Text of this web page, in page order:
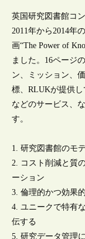
英国研究図書館コ
2011年から2014年
画“The Power of
ました。16ページ
ン、ミッション、
標、RLUKが提供し
などのサービス、
す。
1. 研究図書館のモ
2. コスト削減と質
ーション
3. 倫理的かつ効果
4. ユニークで特有
伝する
5. 研究データ管理